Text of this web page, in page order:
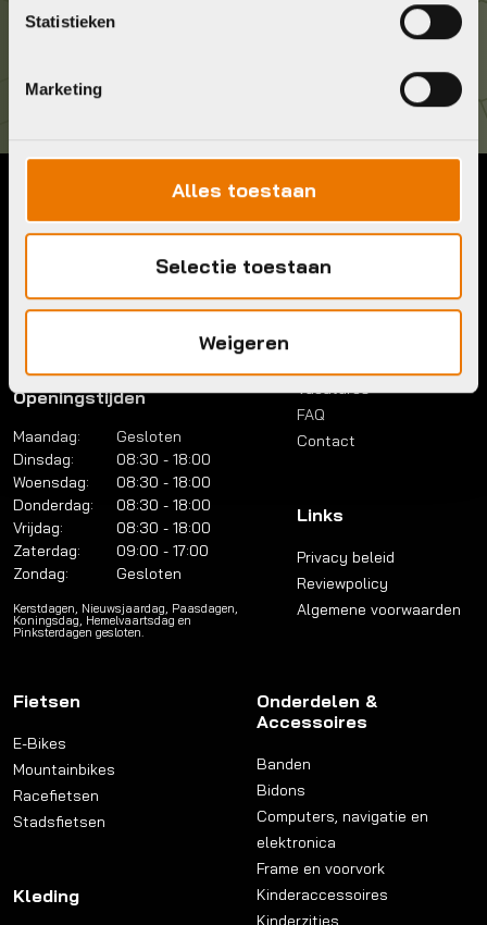
Statistieken
Marketing
Alles toestaan
Selectie toestaan
Weigeren
Kom langs!
Contact
036 5304422
info@bykestore.nl
Adres:
Brouwerstraat 8B
Openingstijden
Maandag:
Gesloten
Dinsdag:
08:30 - 18:00
Woensdag:
08:30 - 18:00
Donderdag:
08:30 - 18:00
Vrijdag:
08:30 - 18:00
Zaterdag:
09:00 - 17:00
Zondag:
Gesloten
Kerstdagen, Nieuwsjaardag, Paasdagen,
Koningsdag, Hemelvaartsdag en
Pinksterdagen gesloten.
Service pakket
Vacatures
FAQ
Contact
Links
Privacy beleid
Reviewpolicy
Algemene voorwaarden
Fietsen
E-Bikes
Mountainbikes
Racefietsen
Stadsfietsen
Kleding
Onderdelen &
Accessoires
Banden
Bidons
Computers, navigatie en
elektronica
Frame en voorvork
Kinderaccessoires
Kinderzitjes